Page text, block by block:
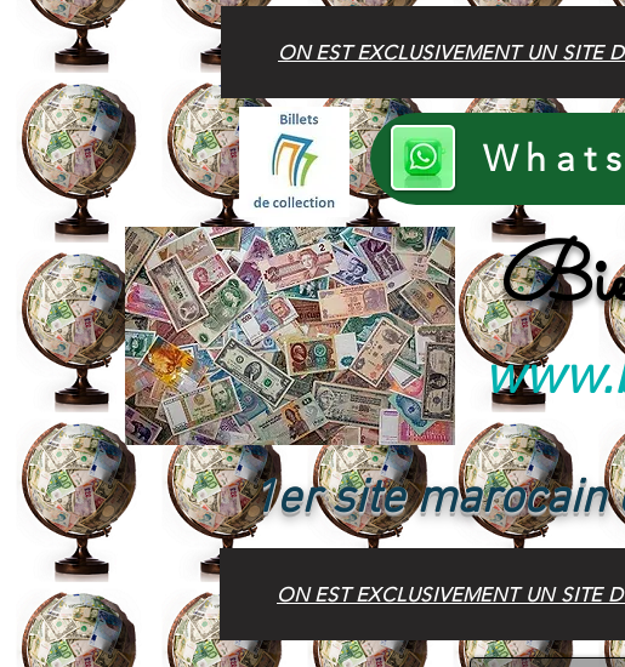
ON EST EXCLUSIVEMENT UN SITE
1er site marocain
ON EST EXCLUSIVEMENT UN SITE